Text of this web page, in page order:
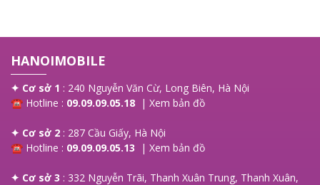
HANOIMOBILE
✦ Cơ sở 1 : 240 Nguyễn Văn Cừ, Long Biên, Hà Nội
☎ Hotline : 09.09.09.05.18 | Xem bản đồ
✦ Cơ sở 2 : 287 Cầu Giấy, Hà Nội
☎ Hotline : 09.09.09.05.13 | Xem bản đồ
✦ Cơ sở 3 : 332 Nguyễn Trãi, Thanh Xuân Trung, Thanh Xuân,